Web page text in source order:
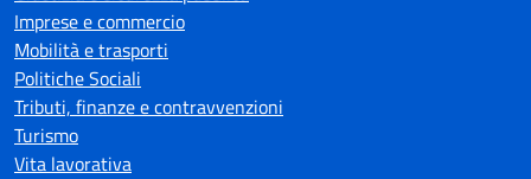
Imprese e commercio
Mobilità e trasporti
Politiche Sociali
Tributi, finanze e contravvenzioni
Turismo
Vita lavorativa